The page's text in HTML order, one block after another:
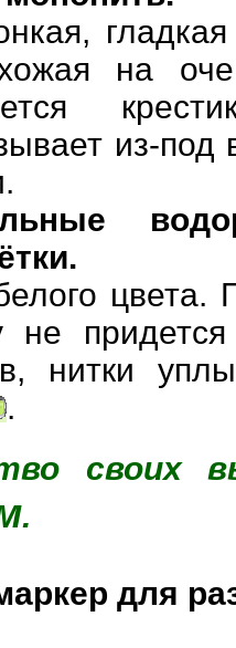
на
из-
не
нитки
.
своих
.
для